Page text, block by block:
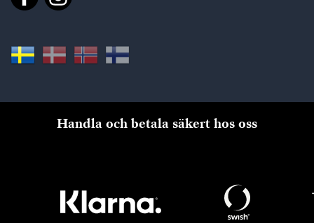
Handla och betala säkert hos oss